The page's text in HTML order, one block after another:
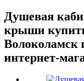
Душевая
крыши
Волоколамск
интернет-